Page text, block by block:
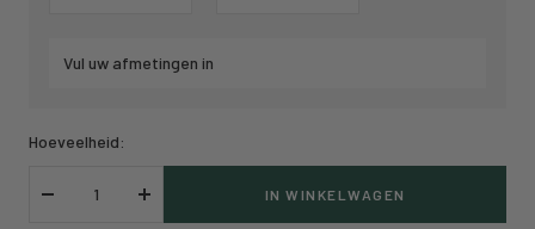
Vul uw afmetingen in
Hoeveelheid:
Verlaag
Verhoog
IN WINKELWAGEN